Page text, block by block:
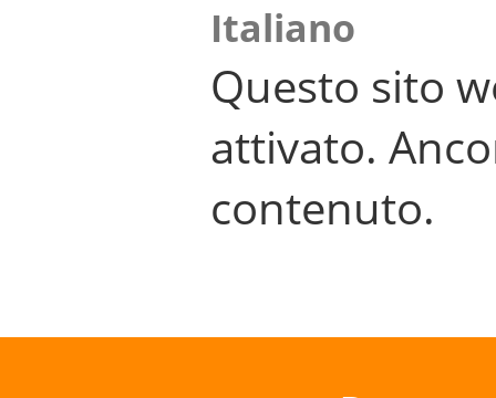
Italiano
Questo sito
attivato.
contenuto.